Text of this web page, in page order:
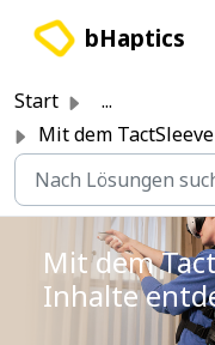
bHaptics
Start
...
Mit dem
Mit dem
Inhalte